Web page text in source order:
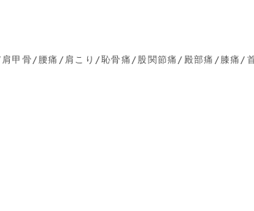
甲骨/腰痛/肩こり/恥骨痛/股関節痛/殿部痛/膝